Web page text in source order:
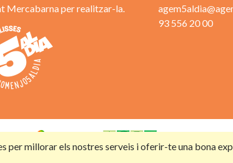
per millorar els nostres serveis i oferir-te una bona
Mercabarna per realitzar-la.
93 556 20 00